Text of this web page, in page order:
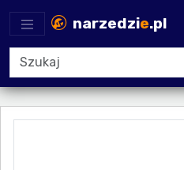
narzedzie.pl